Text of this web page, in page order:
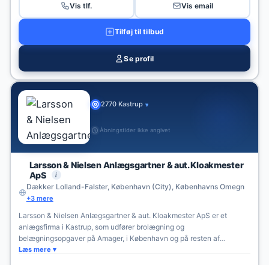
Vis tlf. Vis email
Tilføj til tilbud
Se profil
2770 Kastrup ▾
Åbningstider ikke angivet
Larsson & Nielsen Anlægsgartner & aut. Kloakmester
ApS
i
Dækker Lolland-Falster, København (City), Københavns Omegn
+3 mere
Larsson & Nielsen Anlægsgartner & aut. Kloakmester ApS er et
anlægsfirma i Kastrup, som udfører brolægning og
belægningsopgaver på Amager, i København og på resten af
Sjælland. Virksomheden arbejder for private, erhverv, det offentlige,
Læs mere